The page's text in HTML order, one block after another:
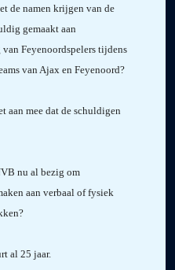
de namen krijgen van de
gemaakt aan
Feyenoordspelers tijdens
van Ajax en Feyenoord?
aan mee dat de schuldigen
nu al bezig om
aan verbaal of fysiek
al 25 jaar.